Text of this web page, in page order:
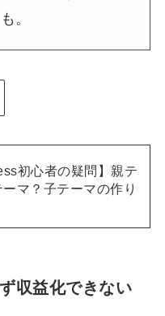
。
初心者の疑問】親テ
マ？子テーマの作り
収益化できない